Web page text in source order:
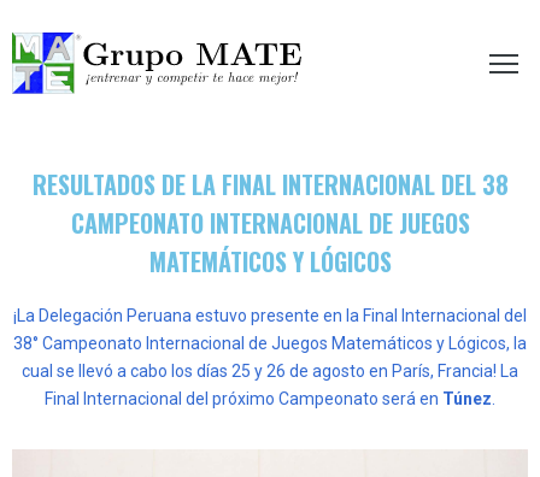
te hace mejor!
RESULTADOS DE LA FINAL INTERNACIONAL DEL 38
CAMPEONATO INTERNACIONAL DE JUEGOS
MATEMÁTICOS Y LÓGICOS
¡La Delegación Peruana estuvo presente en la Final Internacional del
38° Campeonato Internacional de Juegos Matemáticos y Lógicos, la
cual se llevó a cabo los días 25 y 26 de agosto en París, Francia! La
Final Internacional del próximo Campeonato será en Túnez.